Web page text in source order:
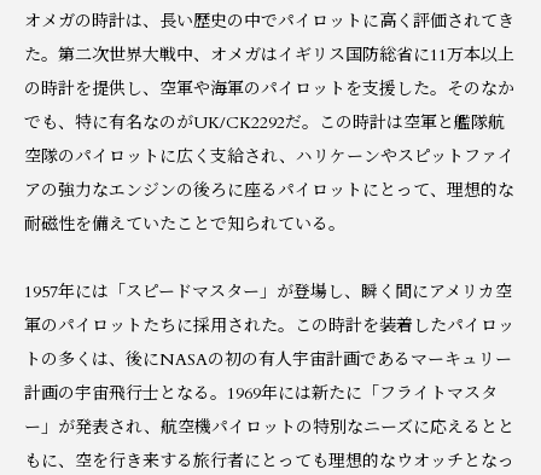
オメガの時計は、長い歴史の中でパイロットに高く評価されてき
た。第二次世界大戦中、オメガはイギリス国防総省に11万本以上
の時計を提供し、空軍や海軍のパイロットを支援した。そのなか
でも、特に有名なのがUK/CK2292だ。この時計は空軍と艦隊航
空隊のパイロットに広く支給され、ハリケーンやスピットファイ
アの強力なエンジンの後ろに座るパイロットにとって、理想的な
耐磁性を備えていたことで知られている。
1957年には「スピードマスター」が登場し、瞬く間にアメリカ空
軍のパイロットたちに採用された。この時計を装着したパイロッ
トの多くは、後にNASAの初の有人宇宙計画であるマーキュリー
計画の宇宙飛行士となる。1969年には新たに「フライトマスタ
ー」が発表され、航空機パイロットの特別なニーズに応えるとと
もに、空を行き来する旅行者にとっても理想的なウオッチとなっ